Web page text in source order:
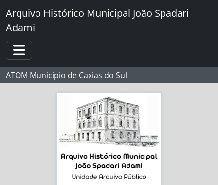
Skip to main content
Arquivo Histórico Municipal João Spadari
Adami
Toggle navigation
ATOM Municipio de Caxias do Sul